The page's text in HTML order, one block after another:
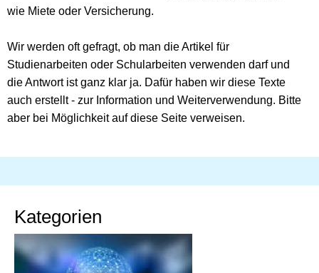
wie Miete oder Versicherung.
Wir werden oft gefragt, ob man die Artikel für
Studienarbeiten oder Schularbeiten verwenden darf und
die Antwort ist ganz klar ja. Dafür haben wir diese Texte
auch erstellt - zur Information und Weiterverwendung. Bitte
aber bei Möglichkeit auf diese Seite verweisen.
Kategorien